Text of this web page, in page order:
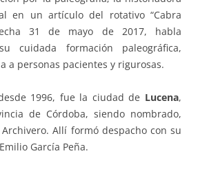
en un artículo del rotativo “Cabra
31 de mayo de 2017, habla
cuidada formación paleográfica,
a personas pacientes y rigurosas.
1996, fue la ciudad de Lucena,
de Córdoba, siendo nombrado,
Allí formó despacho con su
García Peña.